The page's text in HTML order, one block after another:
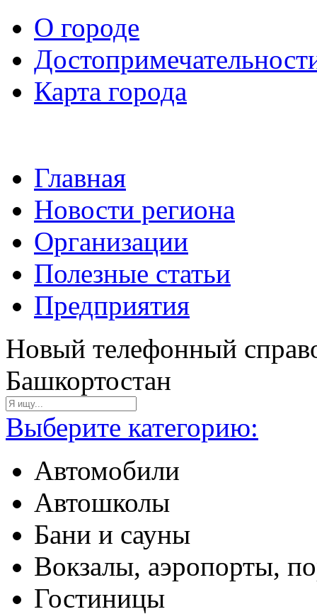
О городе
Карта города
Главная
Новости региона
Организации
Полезные статьи
Предприятия
Новый телефонный
Башкортостан
Выберите категорию:
Автомобили
Автошколы
Бани и сауны
Вокзалы, аэропорты,
Гостиницы